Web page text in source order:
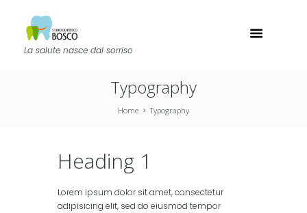
La salute nasce dal sorriso
Typography
Home Typography
Heading 1
Lorem ipsum dolor sit amet, consectetur
adipisicing elit, sed do eiusmod tempor